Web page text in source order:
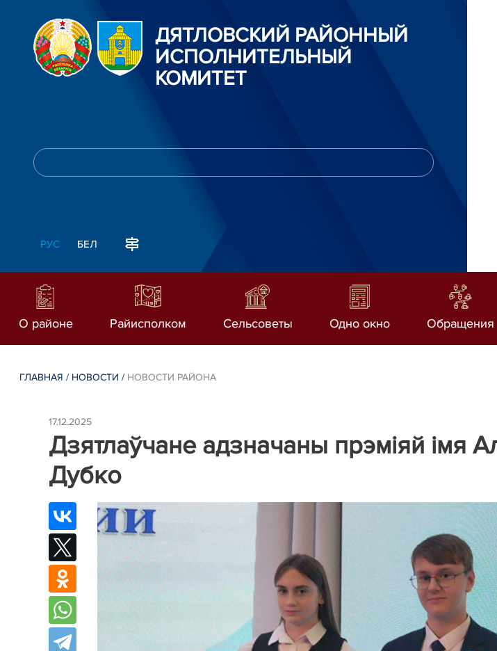
ДЯТЛОВСКИЙ РАЙОННЫЙ
ИСПОЛНИТЕЛЬНЫЙ
КОМИТЕТ
РУС БЕЛ
О районе Райисполком Сельсоветы Одно окно Обращения
ГЛАВНАЯ / НОВОСТИ / НОВОСТИ РАЙОНА
17.12.2025
Дзятлаўчане адзначаны прэміяй імя
Дубко